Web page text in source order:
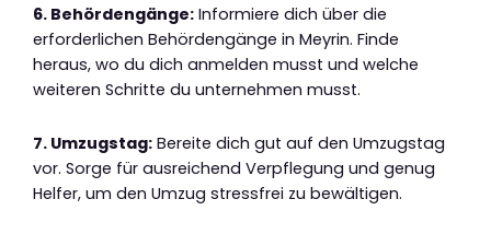
6. Behördengänge: Informiere dich über die
erforderlichen Behördengänge in Meyrin. Finde
heraus, wo du dich anmelden musst und welche
weiteren Schritte du unternehmen musst.
7. Umzugstag: Bereite dich gut auf den Umzugstag
vor. Sorge für ausreichend Verpflegung und genug
Helfer, um den Umzug stressfrei zu bewältigen.